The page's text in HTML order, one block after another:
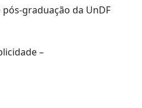
graduação da UnDF
–